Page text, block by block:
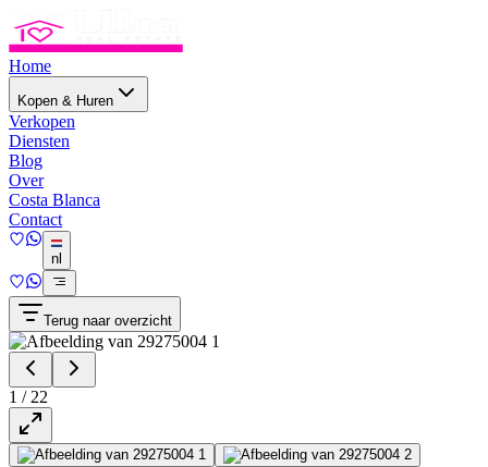
Home
Kopen & Huren
Verkopen
Diensten
Blog
Over
Costa Blanca
Contact
nl
Terug naar overzicht
1 / 22